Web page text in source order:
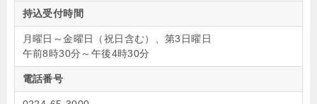
持込受付時間
月曜日～金曜日（祝日含む）、第3日曜日
午前8時30分～午後4時30分
電話番号